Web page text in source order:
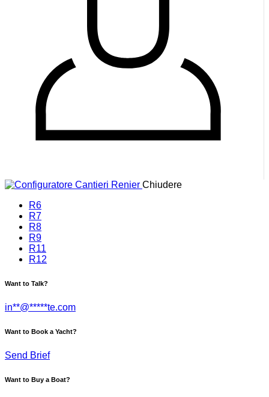
Chiudere
R6
R7
R8
R9
R11
R12
Want to Talk?
in**@*****te.com
Want to Book a Yacht?
Send Brief
Want to Buy a Boat?